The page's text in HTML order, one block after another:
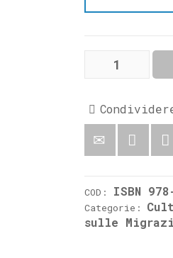
italiani
COD: ISBN
Categorie:
sulle